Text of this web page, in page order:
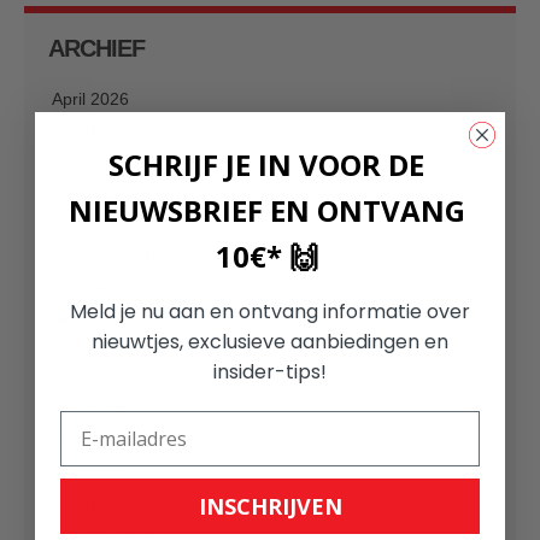
ARCHIEF
April 2026
Februari 2026
December 2025
September 2025
Augustus 2025
Juni 2025
Mei 2025
April 2025
SCHRIJF JE IN VOOR DE
NIEUWSBRIEF EN ONTVANG
10€* 🙌
Meld je nu aan en ontvang informatie over
nieuwtjes, exclusieve aanbiedingen en
insider-tips!
INSCHRIJVEN